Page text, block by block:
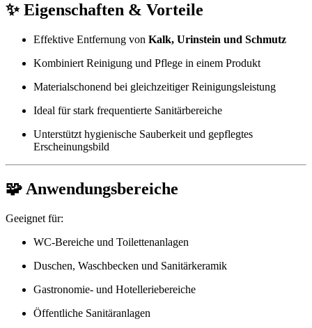
✨Eigenschaften & Vorteile
Effektive Entfernung von Kalk, Urinstein und Schmutz
Kombiniert Reinigung und Pflege in einem Produkt
Materialschonend bei gleichzeitiger Reinigungsleistung
Ideal für stark frequentierte Sanitärbereiche
Unterstützt hygienische Sauberkeit und gepflegtes
Erscheinungsbild
🧩Anwendungsbereiche
Geeignet für:
WC-Bereiche und Toilettenanlagen
Duschen, Waschbecken und Sanitärkeramik
Gastronomie- und Hotelleriebereiche
Öffentliche Sanitäranlagen